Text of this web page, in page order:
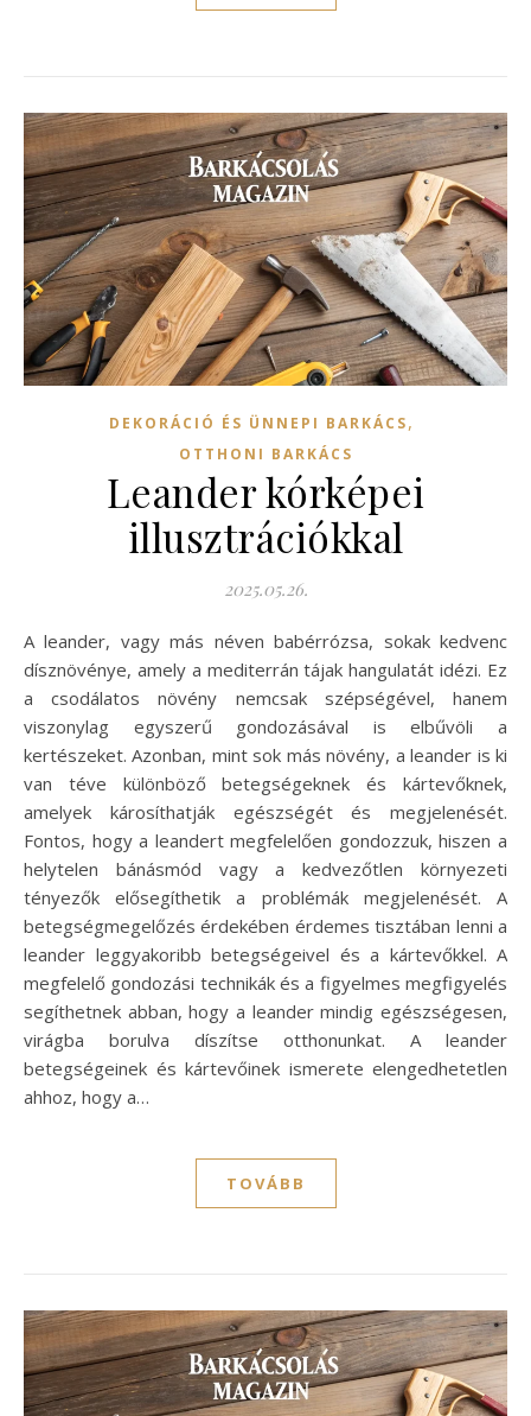
DEKORÁCIÓ ÉS ÜNNEPI BARKÁCS,
OTTHONI BARKÁCS
Leander kórképei
illusztrációkkal
2025.05.26.
A leander, vagy más néven babérrózsa, sokak kedvenc
dísznövénye, amely a mediterrán tájak hangulatát idézi. Ez
a csodálatos növény nemcsak szépségével, hanem
viszonylag egyszerű gondozásával is elbűvöli a
kertészeket. Azonban, mint sok más növény, a leander is ki
van téve különböző betegségeknek és kártevőknek,
amelyek károsíthatják egészségét és megjelenését.
Fontos, hogy a leandert megfelelően gondozzuk, hiszen a
helytelen bánásmód vagy a kedvezőtlen környezeti
tényezők elősegíthetik a problémák megjelenését. A
betegségmegelőzés érdekében érdemes tisztában lenni a
leander leggyakoribb betegségeivel és a kártevőkkel. A
megfelelő gondozási technikák és a figyelmes megfigyelés
segíthetnek abban, hogy a leander mindig egészségesen,
virágba borulva díszítse otthonunkat. A leander
betegségeinek és kártevőinek ismerete elengedhetetlen
ahhoz, hogy a…
TOVÁBB